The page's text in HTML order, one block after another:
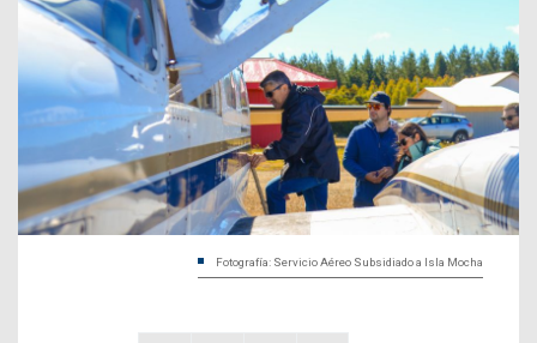
Fotografía: Servicio Aéreo Subsidiado a Isla Mocha